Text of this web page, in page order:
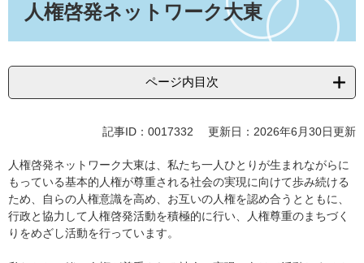
へ
人権啓発ネットワーク大東
ページ内目次
記事ID：0017332 更新日：2026年6月30日更新
人権啓発ネットワーク大東は、私たち一人ひとりが生まれながらに
もっている基本的人権が尊重される社会の実現に向けて歩み続ける
ため、自らの人権意識を高め、お互いの人権を認め合うとともに、
行政と協力して人権啓発活動を積極的に行い、人権尊重のまちづく
りをめざし活動を行っています。